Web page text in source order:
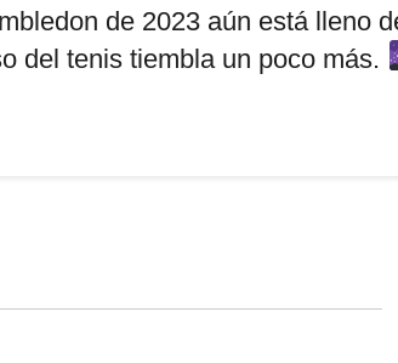
de 2023 aún está lleno
del tenis tiembla un poco más.